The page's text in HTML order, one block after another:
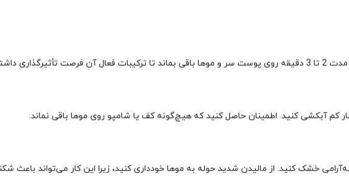
داشته باشند.
کم آبکشی کنید. اطمینان حاصل کنید که هیچ‌گونه کف یا شامپو روی موها باقی نماند.
خشک کنید. از مالیدن شدید حوله به موها خودداری کنید، زیرا این کار می‌تواند باعث